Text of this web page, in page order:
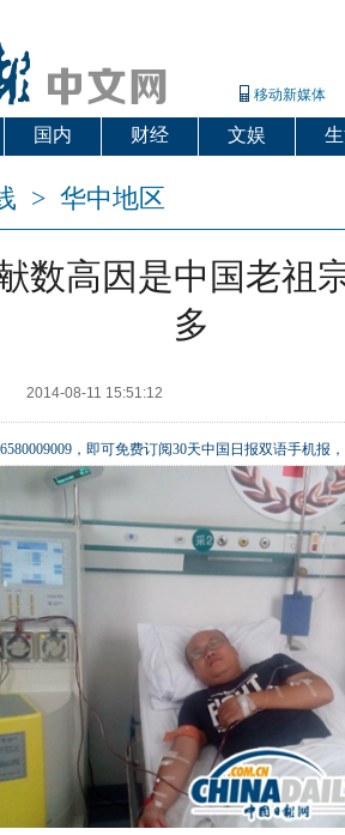
移动新媒体
国内 财经 文娱
> 华中地区
数高因是中国老祖
多
2014-08-11 15:51:12
，即可免费订阅30天中国日报双语手机报